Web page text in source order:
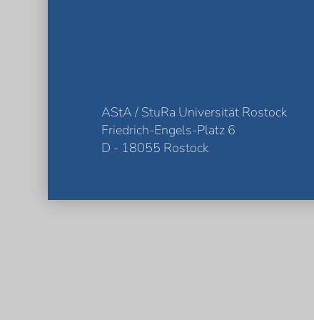
AStA / StuRa Universität Rostock
Friedrich-Engels-Platz 6
D - 18055 Rostock